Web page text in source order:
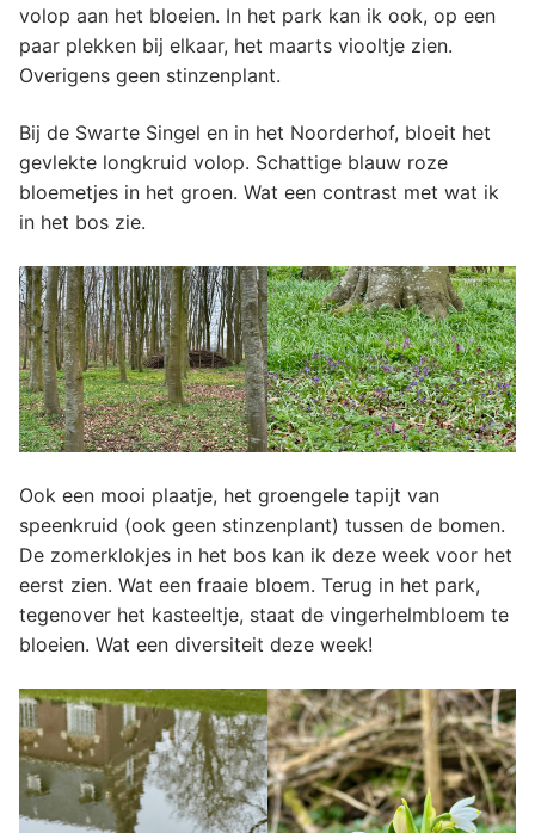
volop aan het bloeien. In het park kan ik ook, op een
paar plekken bij elkaar, het maarts viooltje zien.
Overigens geen stinzenplant.
Bij de Swarte Singel en in het Noorderhof, bloeit het
gevlekte longkruid volop. Schattige blauw roze
bloemetjes in het groen. Wat een contrast met wat ik
in het bos zie.
Ook een mooi plaatje, het groengele tapijt van
speenkruid (ook geen stinzenplant) tussen de bomen.
De zomerklokjes in het bos kan ik deze week voor het
eerst zien. Wat een fraaie bloem. Terug in het park,
tegenover het kasteeltje, staat de vingerhelmbloem te
bloeien. Wat een diversiteit deze week!